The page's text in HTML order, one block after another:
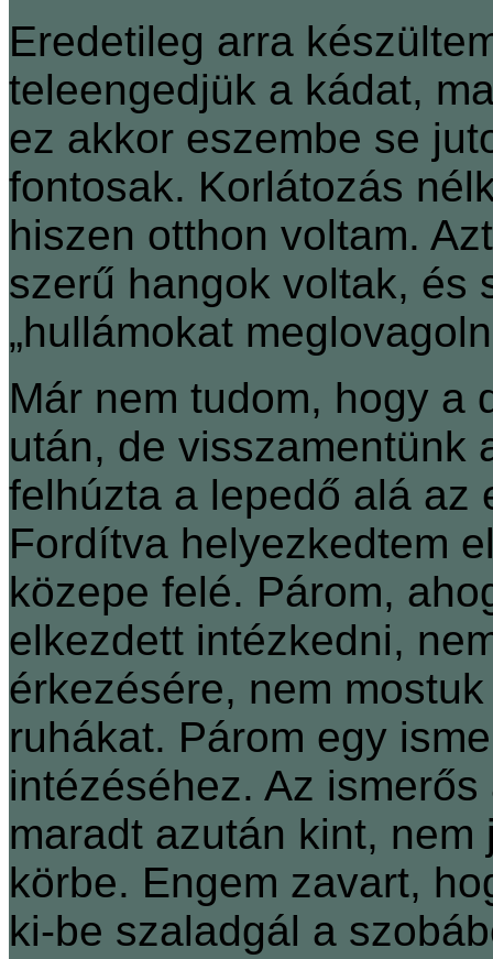
Eredetileg arra
teleengedjük a kádat,
ez akkor eszembe se
fontosak. Korlátozás
hiszen otthon voltam.
szerű hangok voltak, és
„hullámokat
Már nem tudom, hogy a
után, de visszamentünk
felhúzta a lepedő alá az
Fordítva helyezkedtem
közepe felé. Párom,
elkezdett intézkedni,
érkezésére, nem
ruhákat. Párom egy
intézéséhez. Az
maradt azután kint,
körbe. Engem zavart,
ki-be szaladgál a